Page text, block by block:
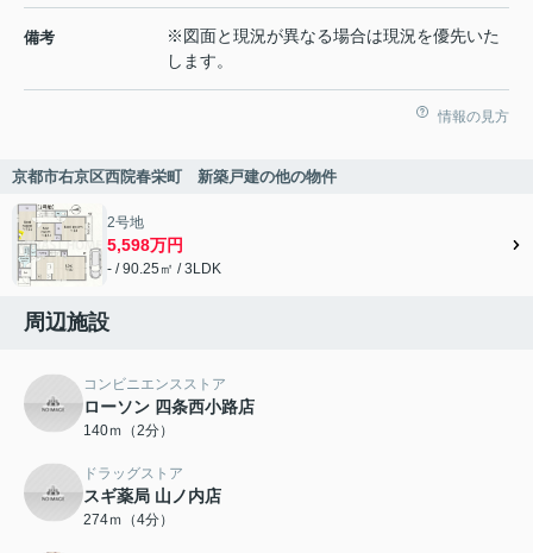
備考
※図面と現況が異なる場合は現況を優先いた
します。
情報の見方
京都市右京区西院春栄町 新築戸建の他の物件
2号地
5,598万円
- / 90.25㎡ / 3LDK
周辺施設
コンビニエンスストア
ローソン 四条西小路店
140ｍ（2分）
ドラッグストア
スギ薬局 山ノ内店
274ｍ（4分）